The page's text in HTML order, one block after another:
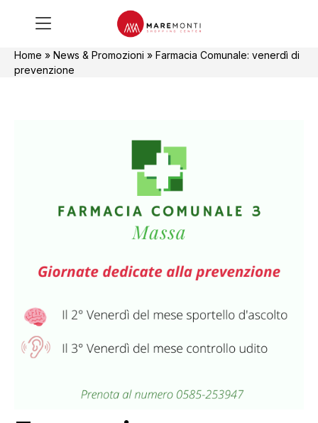
Home » News & Promozioni » Farmacia Comunale: venerdì di
prevenzione